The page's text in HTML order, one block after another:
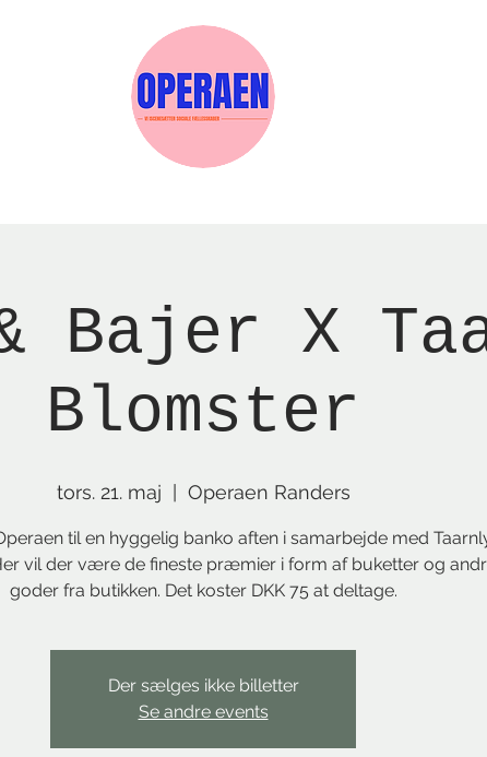
Bajer X
Blomster
tors. 21. maj Operaen Randers
til en hyggelig banko aften i samarbejde med
vil der være de fineste præmier i form af buketter og
goder fra butikken. Det koster DKK 75 at deltage.
Der sælges ikke billetter
Se andre events